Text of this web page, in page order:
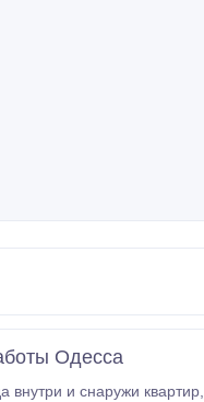
Одесса
подъездов, домов, и любых других